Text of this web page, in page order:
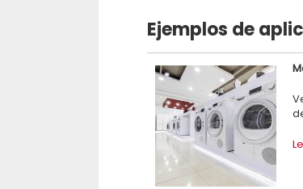
Ejemplos de